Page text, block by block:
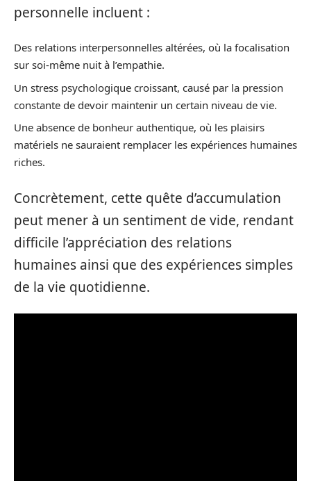
personnelle incluent :
Des relations interpersonnelles altérées, où la focalisation
sur soi-même nuit à l’empathie.
Un stress psychologique croissant, causé par la pression
constante de devoir maintenir un certain niveau de vie.
Une absence de bonheur authentique, où les plaisirs
matériels ne sauraient remplacer les expériences humaines
riches.
Concrètement, cette quête d’accumulation
peut mener à un sentiment de vide, rendant
difficile l’appréciation des relations
humaines ainsi que des expériences simples
de la vie quotidienne.